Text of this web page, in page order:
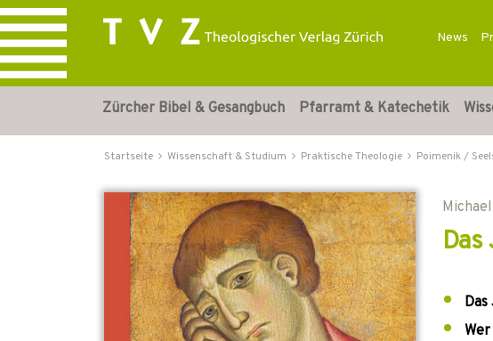
News
Zürcher Bibel & Gesangbuch Pfarramt & Katechetik
Startseite Wissenschaft & Studium Praktische Theologie Poimenik /